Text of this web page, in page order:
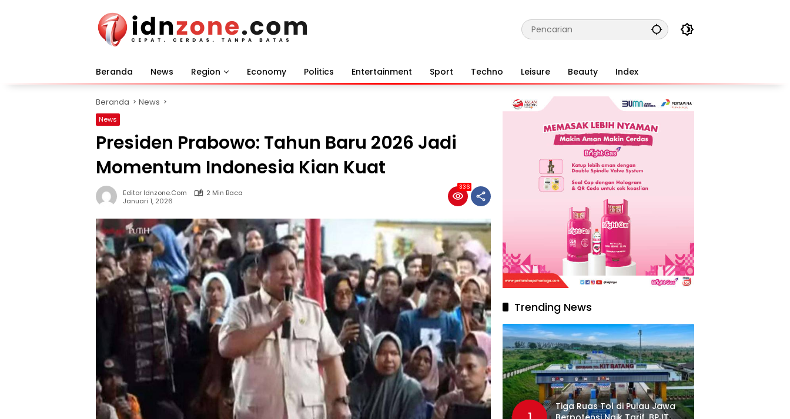
Beranda News Region Economy Politics Entertainment Sport Techno Leisure Beauty Index
Beranda News
News
Presiden Prabowo: Tahun Baru 2026 Jadi
Momentum Indonesia Kian Kuat
Editor Idnzone.com
2 Min Baca
Januari 1, 2026
336
Trending News
Tiga Ruas Tol di Pulau Jawa